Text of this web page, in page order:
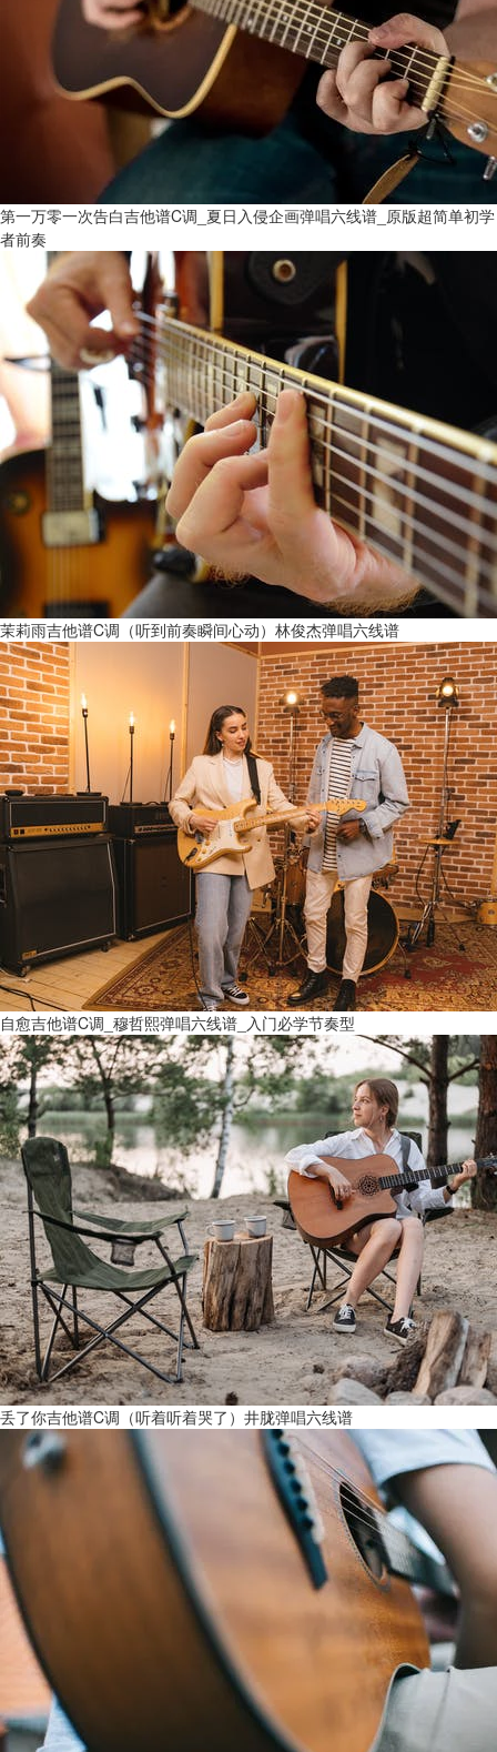
第一万零一次告白吉他谱C调_夏日入侵企画弹唱六线谱_原版超简单初学
者前奏
茉莉雨吉他谱C调（听到前奏瞬间心动）林俊杰弹唱六线谱
自愈吉他谱C调_穆哲熙弹唱六线谱_入门必学节奏型
丢了你吉他谱C调（听着听着哭了）井胧弹唱六线谱